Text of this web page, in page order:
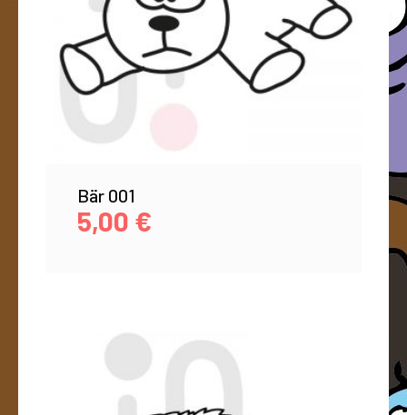
Bär 001
5,00 €